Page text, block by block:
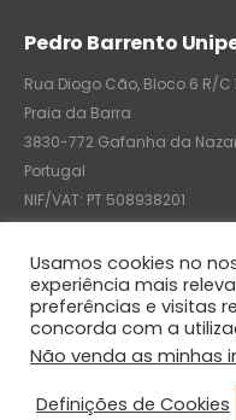
Pedro Barrento
Rua Diogo Cão, Bloco 6 R/C
Praia da Barra
3830-772 Gafanha da
Portugal
NIF/VAT: PT 508938201
C.R.C.: 7004-8522-6075
© Pedro Barrento
Usamos cookies no
experiência mais
preferências e visitas
concorda com a
Não venda as minhas
Definições de Cookies